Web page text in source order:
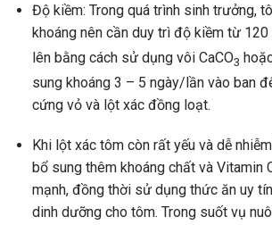
Độ kiềm: Trong quá trình sinh trưởng,
khoáng nên cần duy trì độ kiềm từ 120
lên bằng cách sử dụng vôi CaCO3
sung khoáng 3 – 5 ngày/lần vào ban
cứng vỏ và lột xác đồng loạt.
Khi lột xác tôm còn rất yếu và dễ
bổ sung thêm khoáng chất và Vitamin
mạnh, đồng thời sử dụng thức ăn uy
dinh dưỡng cho tôm. Trong suốt vụ